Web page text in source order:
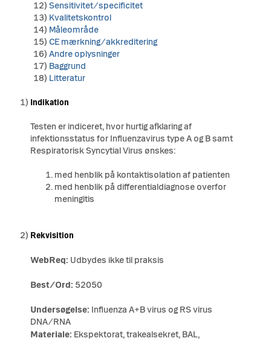
12) Sensitivitet/specificitet
13) Kvalitetskontrol
14) Måleområde
15) CE mærkning/akkreditering
16) Andre oplysninger
17) Baggrund
18) Litteratur
1) Indikation
Testen er indiceret, hvor hurtig afklaring af
infektionsstatus for Influenzavirus type A og B samt
Respiratorisk Syncytial Virus ønskes:
med henblik på kontaktisolation af patienten
med henblik på differentialdiagnose overfor
meningitis
2) Rekvisition
WebReq: Udbydes ikke til praksis
Best/Ord: 52050
Undersøgelse: Influenza A+B virus og RS virus
DNA/RNA
Materiale: Ekspektorat, trakealsekret, BAL,